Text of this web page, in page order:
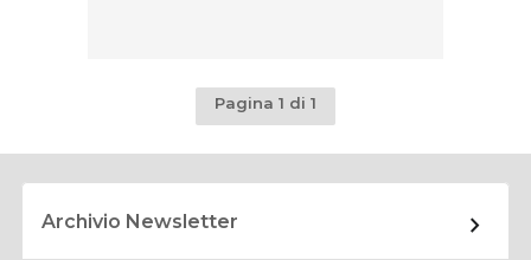
Pagina 1 di 1
Archivio Newsletter